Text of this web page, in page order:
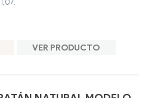
1,07.
teca, wengue, blanco, gris, avellana.
• posibilidad otro color.
VER PRODUCTO